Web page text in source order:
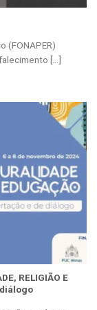
(FONAPER)
[...]
RELIGIÃO E